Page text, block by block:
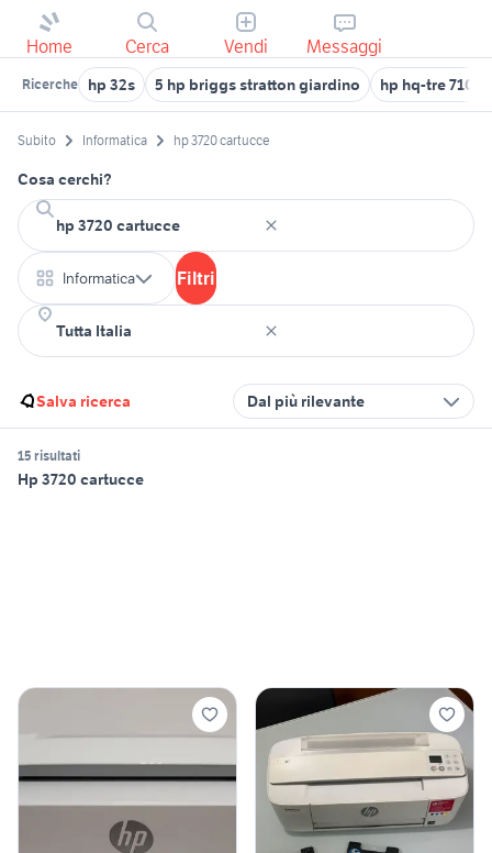
Home Cerca Vendi Messaggi
Ricerche hp 32s 5 hp briggs stratton giardino hp hq-tre 71025
Subito Informatica hp 3720 cartucce
Cosa cerchi?
Informatica Filtri
Salva ricerca Dal più rilevante
15 risultati
Hp 3720 cartucce